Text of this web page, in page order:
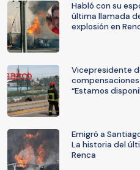
Habló con su
última llamada
explosión en
Vicepresidente
“Estamos
Emigró a
La historia del
Renca